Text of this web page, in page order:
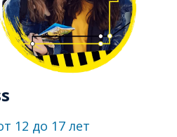
12 до 17 лет